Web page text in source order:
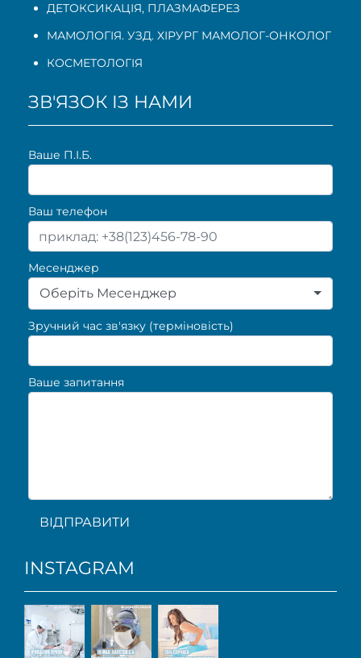
ДЕТОКСИКАЦІЯ, ПЛАЗМАФЕРЕЗ
МАМОЛОГІЯ. УЗД. ХІРУРГ МАМОЛОГ-ОНКОЛОГ
КОСМЕТОЛОГІЯ
ЗВ'ЯЗОК ІЗ НАМИ
Ваше П.I.Б.
Ваш телефон
Месенджер
Оберіть Месенджер
Зручний час зв'язку (терміновість)
Ваше запитання
ВІДПРАВИТИ
INSTAGRAM